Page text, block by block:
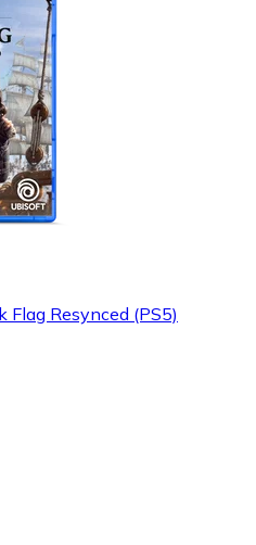
Flag Resynced (PS5)